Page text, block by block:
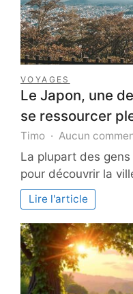
VOYAGES
Le Japon, une
se ressourcer
Timo Aucun
La plupart des
pour découvrir la
Lire l'article